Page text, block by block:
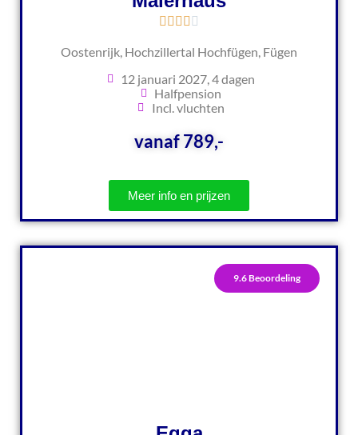
Oostenrijk, Hochzillertal Hochfügen, Fügen
12 januari 2027, 4 dagen
Halfpension
Incl. vluchten
vanaf 789,-
Meer info en prijzen
9.6 Beoordeling